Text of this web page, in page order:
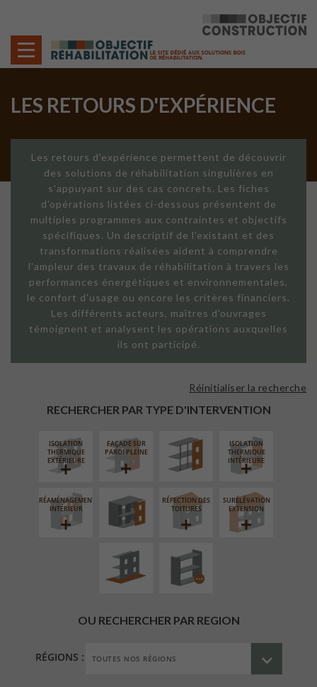
LES RETOURS D'EXPÉRIENCE
Les retours d'expérience permettent de découvrir
des solutions de réhabilitation singulières en
s'appuyant sur des cas concrets. Les fiches
d'opérations listées ci-dessous présentent de
multiples programmes aux contraintes et objectifs
spécifiques. Un descriptif de l'existant et des
transformations réalisées aident à comprendre
l'ampleur des travaux de réhabilitation à travers les
performances énergétiques et environnementales,
le confort d'usage ou encore les critères financiers.
Les différents acteurs, maîtres d'ouvrages
témoignent et analysent les opérations auxquelles
ils ont participé.
RECHERCHER PAR TYPE D'INTERVENTION
Réinitialiser la recherche
ISOLATION
THERMIQUE
EXTÉRIEURE
FAÇADE SUR
PAROI PLEINE
FAÇADE SUR
LINÉAIRE
ISOLATION
THERMIQUE
INTÉRIEURE
RÉAMÉNAGEMENT
INTÉRIEUR
FERMETURE
LOGGIAS
RÉFECTION DES
TOITURES
SURÉLÉVATION
EXTENSION
AMÉNAGEMENT
EXTÉRIEUR
PROCÉDÉ
PARTICULIER
OU RECHERCHER PAR REGION
RÉGIONS :